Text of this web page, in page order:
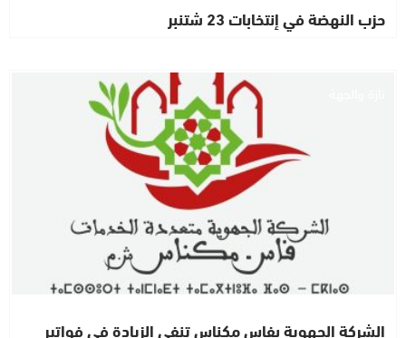
حزب النهضة في إنتخابات 23 شتنبر
الشركة الجهوية بفاس مكناس تنفي الزيادة في فواتير